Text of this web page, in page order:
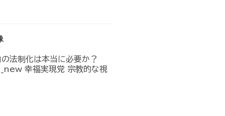
法制化は本当に必要か？
幸福実現党 宗教的な視